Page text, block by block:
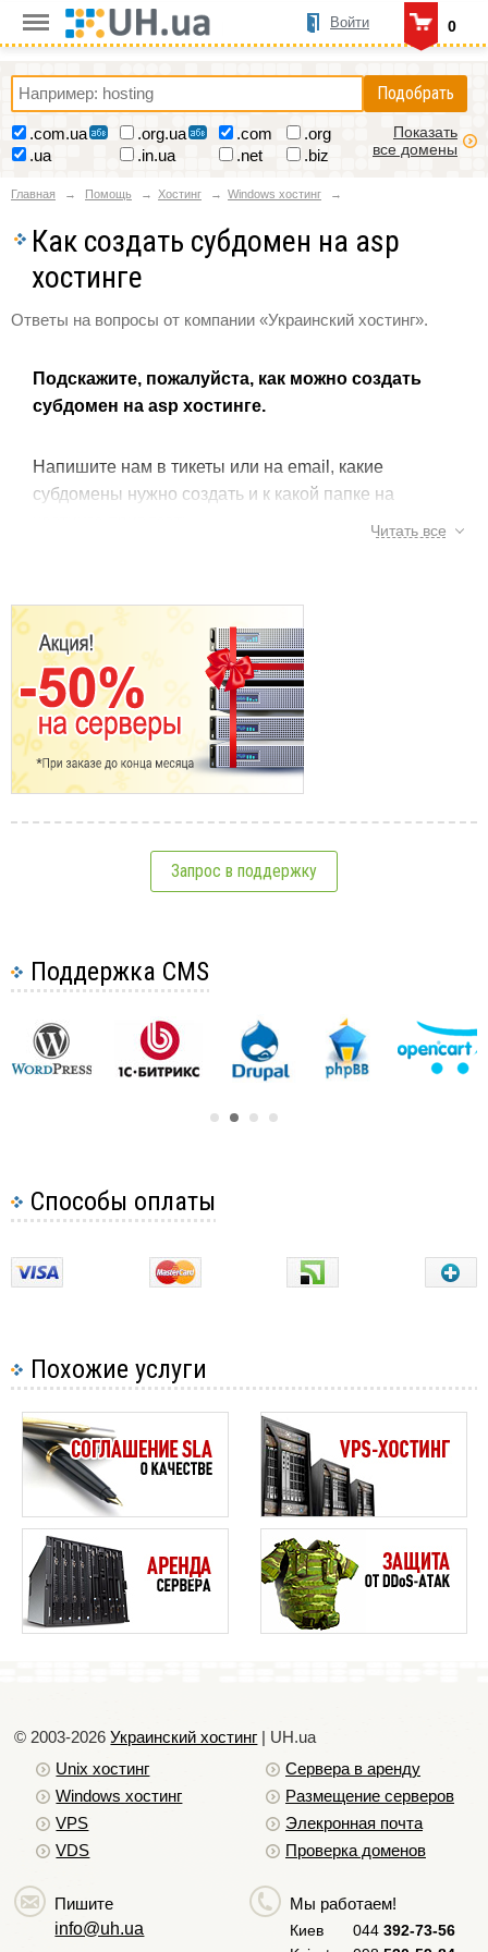
0
Войти
Подобрать
.com.ua .org.ua .com
.org
.ua
.in.ua .net .biz
Показать
все домены
Главная Помощь Хостинг Windows хостинг
Как создать субдомен на asp
хостинге
Ответы на вопросы от компании «Украинский хостинг».
Подскажите, пожалуйста, как можно создать
субдомен на asp хостинге.
Напишите нам в тикеты или на email, какие
субдомены нужно создать и к какой папке на
См.также:
Windows хостинг
PHP на Windows хостинге
Какой хостинг лучше - Linux или Windows?
Какую ОС выбрать для хостинга?
Читать все
Запрос в поддержку
Поддержка CMS
Способы оплаты
Похожие услуги
© 2003-2026Украинский хостинг | UH.ua
Unix хостинг
Windows хостинг
VPS
VDS
Сервера в аренду
Размещение серверов
Элекронная почта
Проверка доменов
Пишите
info@uh.ua
Мы работаем!
Киев 044 392-73-56